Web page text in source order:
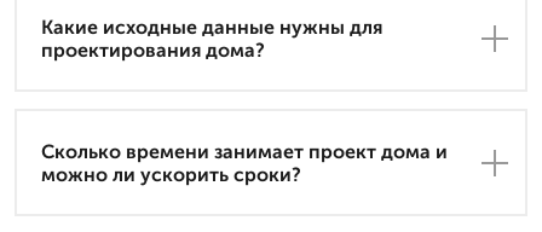
Какие исходные данные нужны для
проектирования дома?
Сколько времени занимает проект дома и
можно ли ускорить сроки?